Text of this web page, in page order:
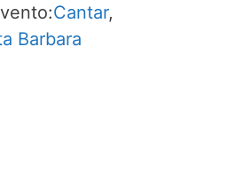
Cantar,
Barbara